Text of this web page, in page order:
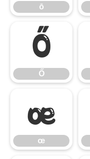
ō
Ő
Ő
œ
œ